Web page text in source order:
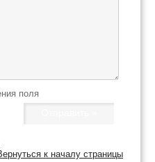
поля
к началу страницы